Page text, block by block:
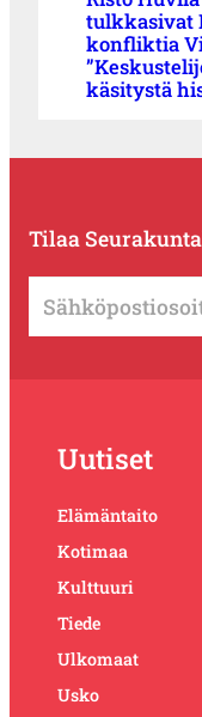
tulkkasivat
konfliktia
käsitystä
Tilaa
Uutiset
Elämäntaito
Kotimaa
Kulttuuri
Tiede
Ulkomaat
Usko